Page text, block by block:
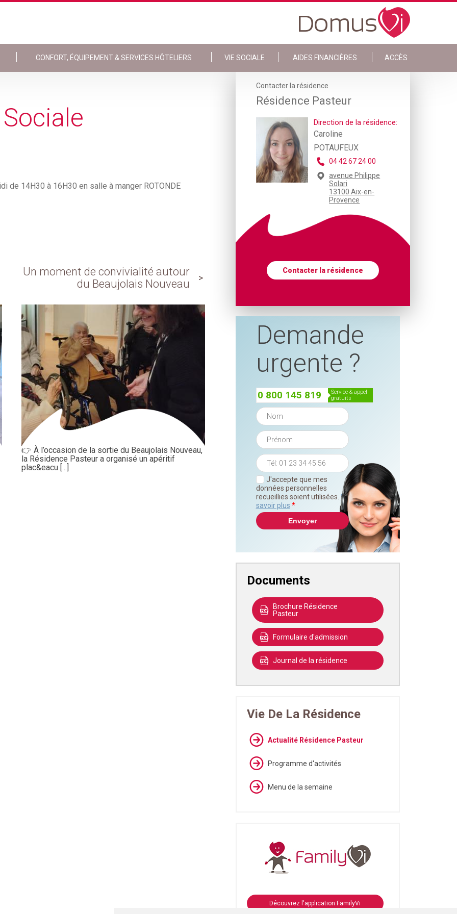
CONFORT, ÉQUIPEMENT & SERVICES HÔTELIERS VIE SOCIALE AIDES FINANCIÈRES ACCÈS
de 14H30 à 16H30 en salle à manger ROTONDE
Un moment de convivialité autour
du Beaujolais Nouveau
👉​ À l’occasion de la sortie du Beaujolais Nouveau,
la Résidence Pasteur a organisé un apéritif
plac&eacu [...]
Contacter la résidence
Résidence Pasteur
Direction de la résidence:
Caroline
POTAUFEUX
04 42 67 24 00
avenue Philippe
Solari
13100 Aix-en-
Provence
Contacter la résidence
Demande
urgente ?
0 800 145 819
service & appel
gratuits
J'accepte que mes
données personnelles
recueillies soient utilisées. En
savoir plus *
Documents
Brochure Résidence
Pasteur
Formulaire d'admission
Journal de la résidence
Vie De La Résidence
Actualité Résidence Pasteur
Programme d'activités
Menu de la semaine
Découvrez l'application FamilyVi